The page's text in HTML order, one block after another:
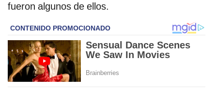
fueron algunos de ellos.